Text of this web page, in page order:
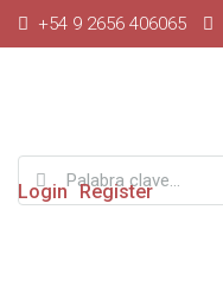
+54 9 2656 406065
Login Register